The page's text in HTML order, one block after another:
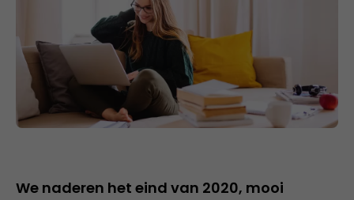
We naderen het eind van 2020, mooi